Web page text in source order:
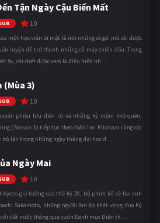
Tận Ngày Cậu Biến Mất
10
một học viện bí mật là nơi những cô gái mồ côi được
luyện để trở thành những cỗ máy chiến đấu. Trong
ấy, cái chết được xem là điều hiển nh ...
(Mùa 3)
10
phiêu lưu điên rồ và những kỷ niệm khó quên,
(Season 3) tiếp tục theo chân Iori Kitahara cùng các
bộ lặn trong những ngày tháng đại học đ ...
Ngày Mai
10
Kyoto giả tưởng của thế kỷ 20, bộ phim kể về hai anh
Sakamoto, những người ôm ấp khát vọng đưa Kỷ
đất nước thông qua cuốn Danh mục Điện th ...